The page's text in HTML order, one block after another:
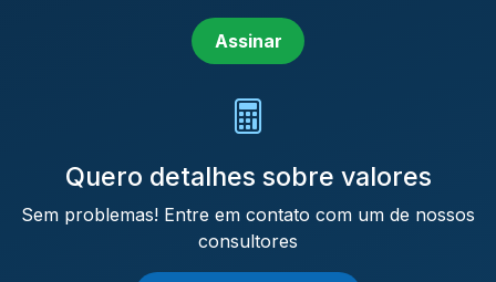
Assinar
Quero detalhes sobre valores
Sem problemas! Entre em contato com um de nossos
consultores